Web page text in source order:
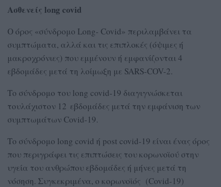
Ασθενείς long covid
Ο όρος «σύνδρομο Long- Covid» περιλαμβάνει τα
συμπτώματα, αλλά και τις επιπλοκές (όψιμες ή
μακροχρόνιες) που εμμένουν ή εμφανίζονται 4
εβδομάδες μετά τη λοίμωξη με SARS-COV-2.
Το σύνδρομο του long covid-19 διαγιγνώσκεται
τουλάχιστον 12 εβδομάδες μετά την εμφάνιση των
συμπτωμάτων Covid-19.
Το σύνδρομο long covid ή post covid-19 είναι ένας όρος
που περιγράφει τις επιπτώσεις του κορωνοϊού στην
υγεία του ανθρώπου εβδομάδες ή μήνες μετά τη
νόσηση. Συγκεκριμένα, ο κορωνοϊός (Covid-19)